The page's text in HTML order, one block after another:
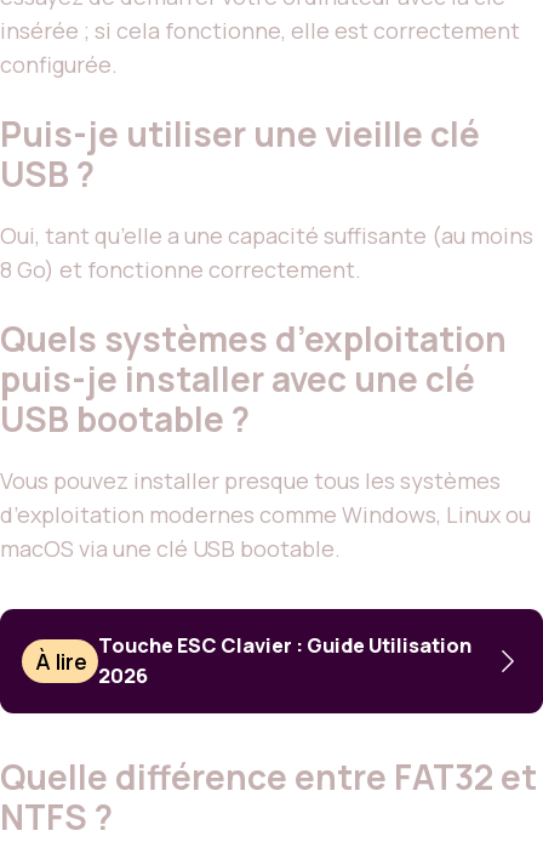
insérée ; si cela fonctionne, elle est correctement
configurée.
Puis-je utiliser une vieille clé
USB ?
Oui, tant qu’elle a une capacité suffisante (au moins
8 Go) et fonctionne correctement.
Quels systèmes d’exploitation
puis-je installer avec une clé
USB bootable ?
Vous pouvez installer presque tous les systèmes
d’exploitation modernes comme Windows, Linux ou
macOS via une clé USB bootable.
À lire
Touche ESC Clavier : Guide Utilisation
2026
Quelle différence entre FAT32 et
NTFS ?